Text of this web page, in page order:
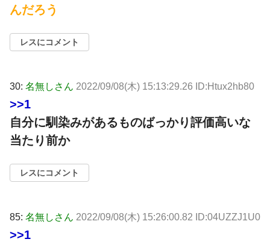
んだろう
レスにコメント
30: 名無しさん 2022/09/08(木) 15:13:29.26 ID:Htux2hb80
>>1
自分に馴染みがあるものばっかり評価高いな
当たり前か
レスにコメント
85: 名無しさん 2022/09/08(木) 15:26:00.82 ID:04UZZJ1U0
>>1